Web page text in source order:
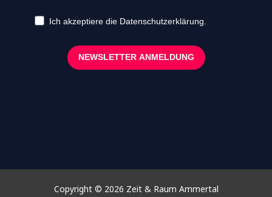
Ich akzeptiere die Datenschutzerklärung.
NEWSLETTER ANMELDUNG
Copyright © 2026 Zeit & Raum Ammertal